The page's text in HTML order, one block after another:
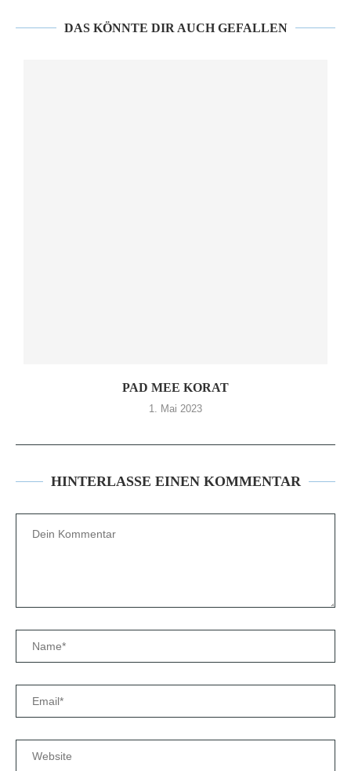
DAS KÖNNTE DIR AUCH GEFALLEN
PAD MEE KORAT
1. Mai 2023
HINTERLASSE EINEN KOMMENTAR